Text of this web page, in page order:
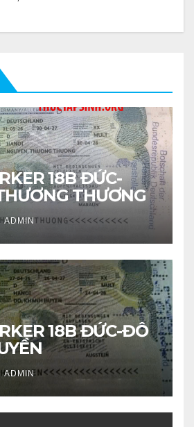
18B ĐỨC-
THƯƠNG
ADMIN
18B ĐỨC-ĐỖ
ADMIN